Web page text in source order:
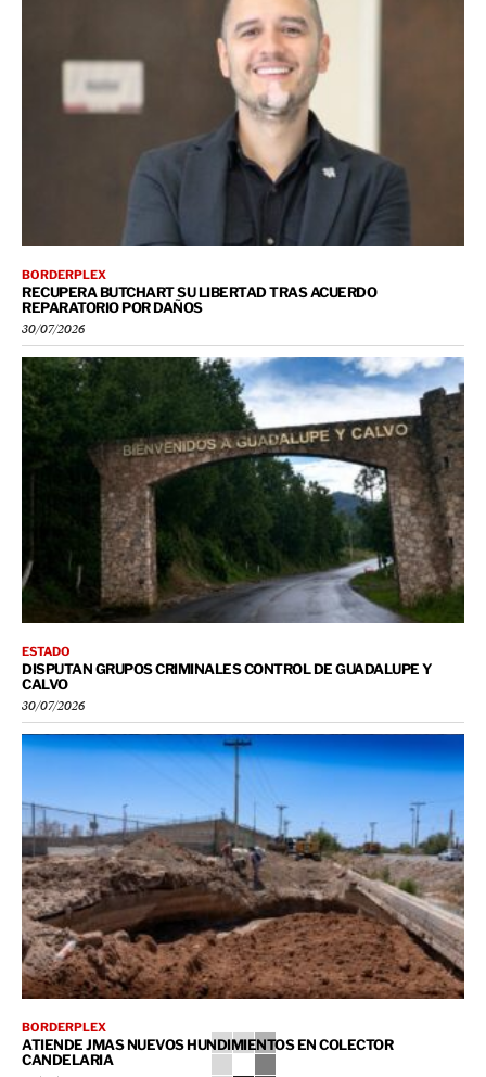
BORDERPLEX
RECUPERA BUTCHART SU LIBERTAD TRAS ACUERDO
REPARATORIO POR DAÑOS
30/07/2026
ESTADO
DISPUTAN GRUPOS CRIMINALES CONTROL DE GUADALUPE Y
CALVO
30/07/2026
BORDERPLEX
ATIENDE JMAS NUEVOS HUNDIMIENTOS EN COLECTOR
CANDELARIA